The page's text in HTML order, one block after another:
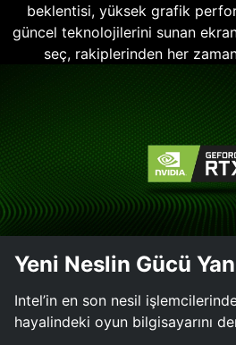
beklentisi, yüksek grafik
güncel teknolojilerini sunan
seç, rakiplerinden her
Yeni Neslin Gücü
Intel’in en son nesil
hayalindeki oyun bilgisayarını